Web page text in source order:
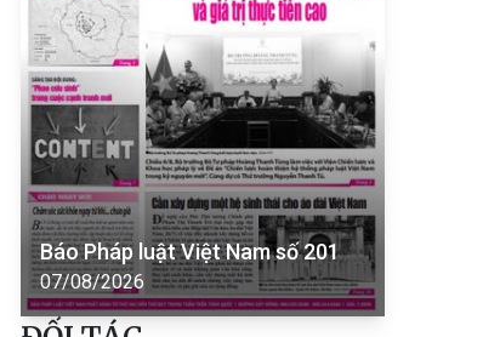
Báo Pháp luật Việt Nam số 201
07/08/2026